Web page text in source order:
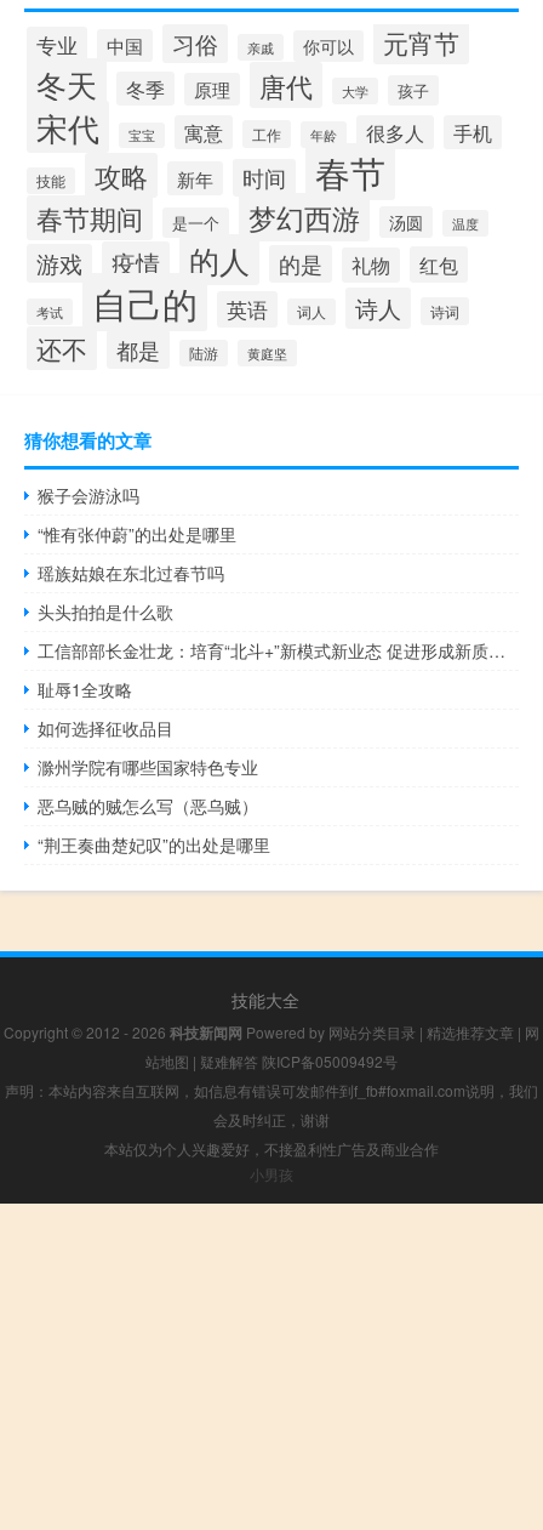
专业 中国 习俗 亲戚 你可以 元宵节
冬天 冬季 原理 唐代 大学 孩子
宋代 宝宝 寓意 工作 年龄 很多人 手机
技能 攻略 新年 时间 春节
春节期间 是一个 梦幻西游 汤圆 温度
游戏 疫情 的人 的是 礼物 红包
考试 自己的 英语 词人 诗人 诗词
还不 都是 陆游 黄庭坚
猜你想看的文章
猴子会游泳吗
“惟有张仲蔚”的出处是哪里
瑶族姑娘在东北过春节吗
头头拍拍是什么歌
工信部部长金壮龙：培育“北斗+”新模式新业态 促进形成新质生产力
耻辱1全攻略
如何选择征收品目
滁州学院有哪些国家特色专业
恶乌贼的贼怎么写（恶乌贼）
“荆王奏曲楚妃叹”的出处是哪里
技能大全
Copyright © 2012 - 2026 科技新闻网 Powered by 网站分类目录 | 精选推荐文章 | 网
站地图 | 疑难解答 陕ICP备05009492号
声明：本站内容来自互联网，如信息有错误可发邮件到f_fb#foxmail.com说明，我们
会及时纠正，谢谢
本站仅为个人兴趣爱好，不接盈利性广告及商业合作
小男孩